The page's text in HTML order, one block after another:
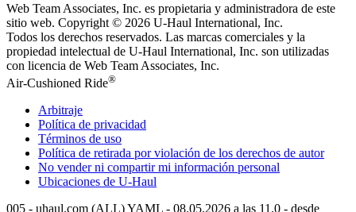
Web Team Associates, Inc. es propietaria y administradora de este
sitio web. Copyright © 2026 U-Haul International, Inc.
Todos los derechos reservados. Las marcas comerciales y la
propiedad intelectual de U-Haul International, Inc. son utilizadas
con licencia de Web Team Associates, Inc.
Air-Cushioned Ride®
Arbitraje
Política de privacidad
Términos de uso
Política de retirada por violación de los derechos de autor
No vender ni compartir mi información personal
Ubicaciones de U-Haul
005 - uhaul.com (ALL) YAML - 08.05.2026 a las 11.0 - desde